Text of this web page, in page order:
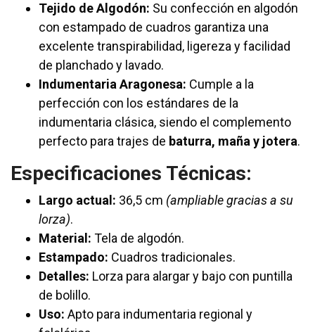
Tejido de Algodón: Su confección en algodón
con estampado de cuadros garantiza una
excelente transpirabilidad, ligereza y facilidad
de planchado y lavado.
Indumentaria Aragonesa: Cumple a la
perfección con los estándares de la
indumentaria clásica, siendo el complemento
perfecto para trajes de baturra, maña y jotera.
Especificaciones Técnicas:
Largo actual: 36,5 cm (ampliable gracias a su
lorza).
Material: Tela de algodón.
Estampado: Cuadros tradicionales.
Detalles: Lorza para alargar y bajo con puntilla
de bolillo.
Uso: Apto para indumentaria regional y